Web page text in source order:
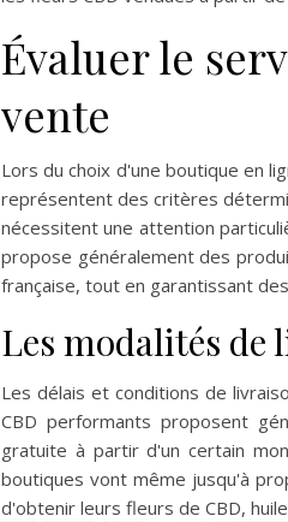
Évaluer le
vente
Lors du choix d'une boutique en
représentent des critères
nécessitent une attention
propose généralement des
française, tout en garantissant
Les modalités
Les délais et conditions de
CBD performants proposent
gratuite à partir d'un certain
boutiques vont même jusqu'à
d'obtenir leurs fleurs de CBD,